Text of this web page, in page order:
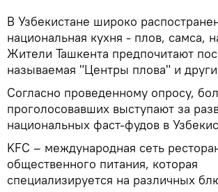
В Узбекистане широко
национальная кухня - плов, самса,
Жители Ташкента предпочитают
называемая "Центры плова" и
Согласно проведенному опросу,
проголосовавших выступают за
национальных фаст-фудов в
KFC – международная сеть
общественного питания, которая
специализируется на различных